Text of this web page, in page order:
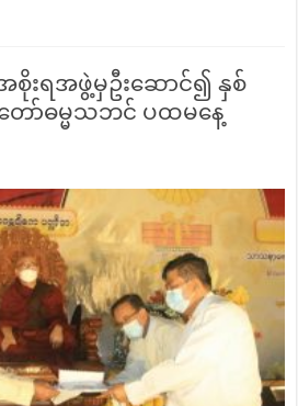
စိုးရအဖွဲ့မှဦးဆောင်၍ နှစ်
ာ်ဓမ္မသဘင် ပထမနေ့